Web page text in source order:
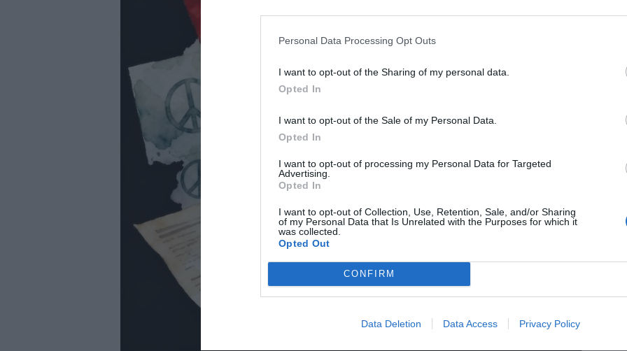
Personal Data Processing Opt Outs
I want to opt-out of the Sharing of my personal data.
Opted In
I want to opt-out of the Sale of my Personal Data.
Opted In
I want to opt-out of processing my Personal Data for Targeted
Advertising.
Opted In
I want to opt-out of Collection, Use, Retention, Sale, and/or Sharing
of my Personal Data that Is Unrelated with the Purposes for which it
was collected.
Opted Out
CONFIRM
Data Deletion Data Access Privacy Policy